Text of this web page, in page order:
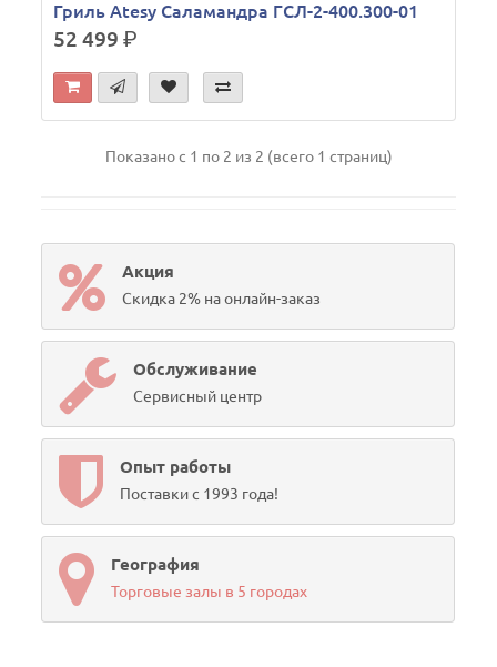
Гриль Atesy Саламандра ГСЛ-2-400.300-01
52 499р.
Показано с 1 по 2 из 2 (всего 1 страниц)
Акция
Скидка 2% на онлайн-заказ
Обслуживание
Сервисный центр
Опыт работы
Поставки с 1993 года!
География
Торговые залы в 5 городах